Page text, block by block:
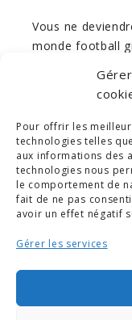
Pour offrir les
technologies telles
aux informations des
technologies nous
le comportement de
fait de ne pas
avoir un effet négatif
Gérer les services
Vous ne
monde football
© COPYRIGHT
-